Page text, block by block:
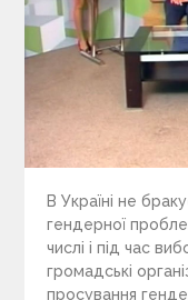
В Україні не
гендерної
числі і під час
громадські
просування